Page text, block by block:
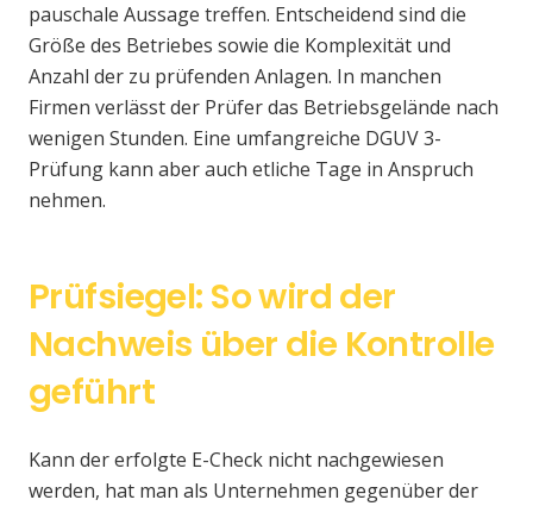
pauschale Aussage treffen. Entscheidend sind die
Größe des Betriebes sowie die Komplexität und
Anzahl der zu prüfenden Anlagen. In manchen
Firmen verlässt der Prüfer das Betriebsgelände nach
wenigen Stunden. Eine umfangreiche DGUV 3-
Prüfung kann aber auch etliche Tage in Anspruch
nehmen.
Prüfsiegel: So wird der
Nachweis über die Kontrolle
geführt
Kann der erfolgte E-Check nicht nachgewiesen
werden, hat man als Unternehmen gegenüber der